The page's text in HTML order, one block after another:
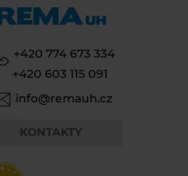
+420 774 673 334
+420 603 115 091
info@remauh.cz
KONTAKTY